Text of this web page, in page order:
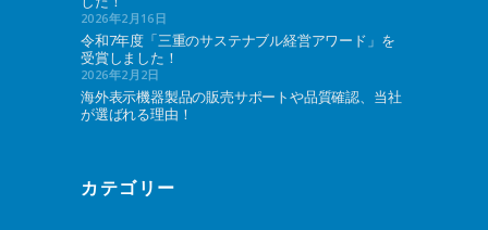
2026年2月16日
令和7年度「三重のサステナブル経営アワード」を
受賞しました！
2026年2月2日
海外表示機器製品の販売サポートや品質確認、当社
が選ばれる理由！
カテゴリー